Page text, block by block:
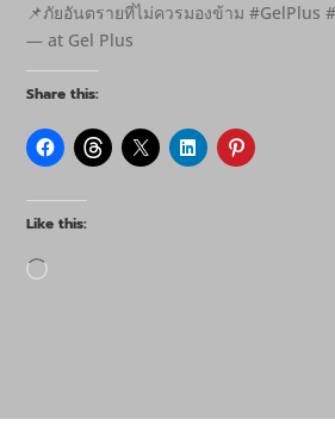
📌ภัยอันตรายที่ไม่ควรมองข้าม #GelPlus
— at Gel Plus
Share this:
Like this:
Loading…